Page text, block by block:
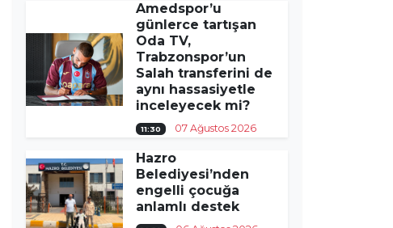
Amedspor’u
günlerce tartışan
Oda TV,
Trabzonspor’un
Salah transferini de
aynı hassasiyetle
inceleyecek mi?
11:30 07 Ağustos 2026
Hazro
Belediyesi’nden
engelli çocuğa
anlamlı destek